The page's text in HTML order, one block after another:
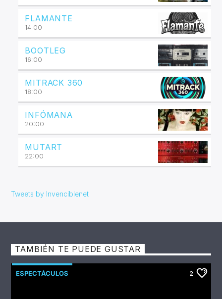
FLAMANTE
14:00
BOOTLEG
16:00
MITRACK 360
18:00
INFÓMANA
20:00
MUTART
22:00
Tweets by Invenciblenet
TAMBIÉN TE PUEDE GUSTAR
ESPECTÁCULOS 2